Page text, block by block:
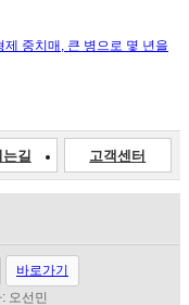
중치매, 큰 병으로 몇 년을
는길 고객센터
바로가기
오선민